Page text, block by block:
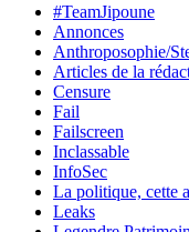
#TeamJipoune
Annonces
Anthroposophie/
Articles de la
Censure
Fail
Failscreen
Inclassable
InfoSec
La politique, cette
Leaks